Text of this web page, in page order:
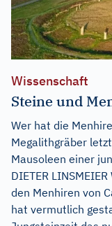
Wissenschaft
Steine und
Wer hat die
Megalithgräber
Mausoleen einer
DIETER
den Menhiren von
hat vermutlich